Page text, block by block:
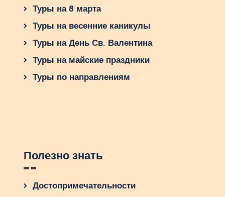
Туры на 8 марта
Туры на весенние каникулы
Туры на День Св. Валентина
Туры на майские праздники
Туры по направлениям
Полезно знать
Достопримечательности